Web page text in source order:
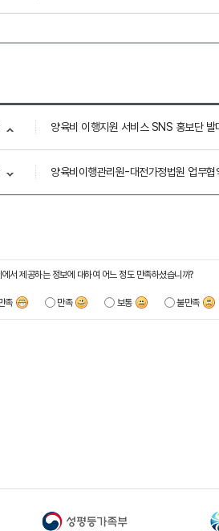
양육비 이행지원 서비스 SNS 홍보단
양육비이행관리원-대전가정법원 업무
에서 제공하는 정보에 대하여 어느 정도 만족하셨습니까?
족 만족 보통 불만족